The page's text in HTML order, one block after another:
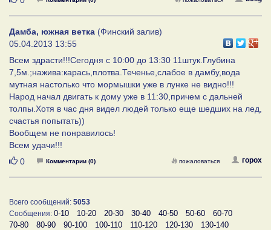
Дамба, южная ветка (Финский залив)
05.04.2013 13:55
Всем здрасти!!!Сегодня с 10:00 до 13:30 11штук.Глубина
7,5м.;нажива:карась,плотва.Теченье,слабое в дамбу,вода
мутная настолько что мормышки уже в лунке не видно!!!
Народ начал двигать к дому уже в 11:30,причем с дальней
толпы.Хотя в час дня видел людей только еще шедших на лед,
счастья попытать))
Вообщем не понравилось!
Всем удачи!!!
Нравится
0 Комментарии (0) горох
пожаловаться
Всего сообщений: 5053
Сообщения: 0-10 10-20 20-30 30-40 40-50 50-60
60-70
70-80
80-90 90-100 100-110 110-120 120-130
130-140